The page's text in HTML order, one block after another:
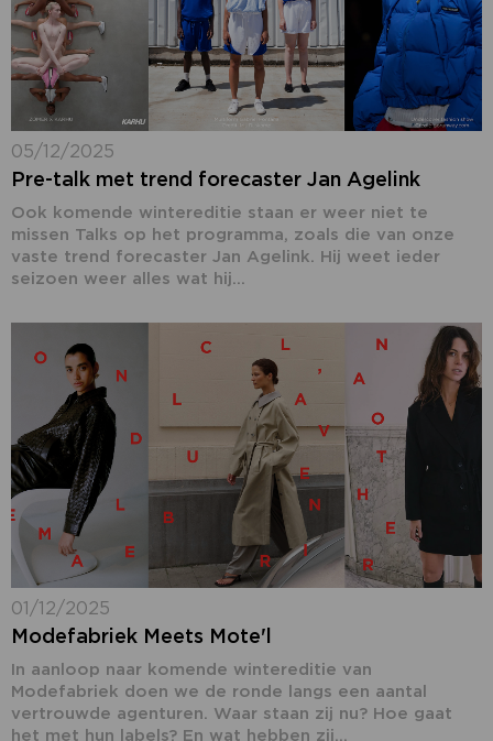
05/12/2025
Pre-talk met trend forecaster Jan Agelink
Ook komende wintereditie staan er weer niet te
missen Talks op het programma, zoals die van onze
vaste trend forecaster Jan Agelink. Hij weet ieder
seizoen weer alles wat hij...
01/12/2025
Modefabriek Meets Mote'l
In aanloop naar komende wintereditie van
Modefabriek doen we de ronde langs een aantal
vertrouwde agenturen. Waar staan zij nu? Hoe gaat
het met hun labels? En wat hebben zij...